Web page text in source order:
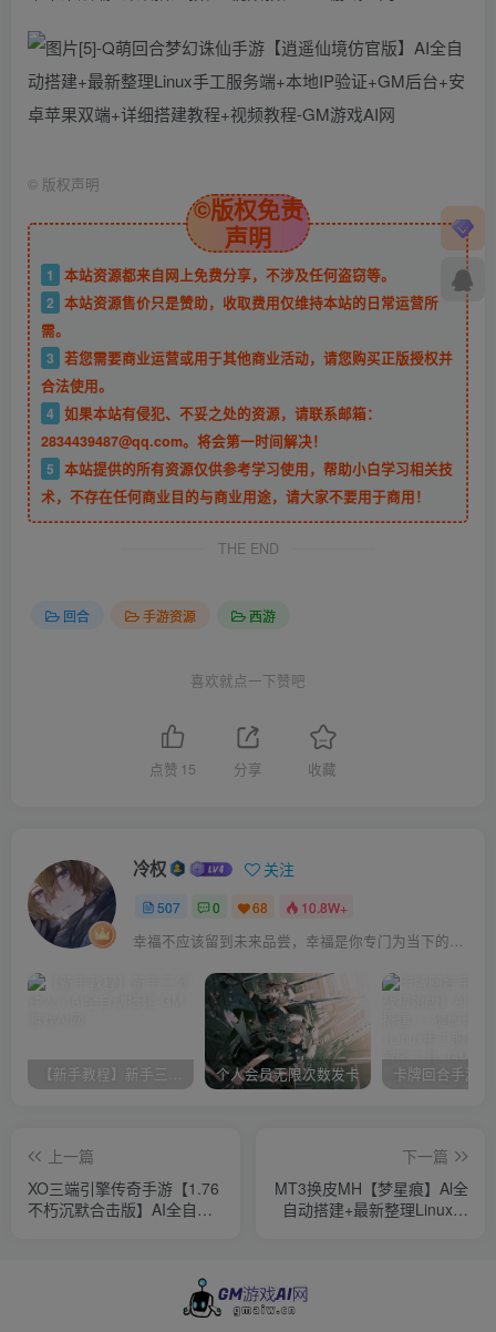
© 版权声明
©版权免责
声明
1
本站资源都来自网上免费分享，不涉及任何盗窃等。
2 本站资源售价只是赞助，收取费用仅维持本站的日常运营所
需。
3 若您需要商业运营或用于其他商业活动，请您购买正版授权并
合法使用。
4 如果本站有侵犯、不妥之处的资源，请联系邮箱：
2834439487@qq.com。将会第一时间解决！
5 本站提供的所有资源仅供参考学习使用，帮助小白学习相关技
术，不存在任何商业目的与商业用途，请大家不要用于商用！
THE END
回合 手游资源 西游
喜欢就点一下赞吧
点赞 15 分享 收藏
冷权 关注
507 0 68 10.8W+
幸福不应该留到未来品尝，幸福是你专门为当下的自己所准备的
【新手教程】新手三分钟入门AI全自动搭建 个人会员无限次数发卡
上一篇
XO三端引擎传奇手游【1.76
不朽沉默合击版】AI全自动
下一篇
MT3换皮MH【梦星痕】Al全
自动搭建+最新整理Linux手